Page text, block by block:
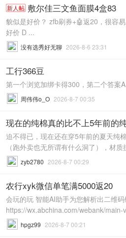
新人帖 敷尔佳三文鱼面膜4盒83
貌似是好价？ zfb刷券+🤖返20，很容
好价 D ...
没有选秀好无聊 2026-8-6 23:31
工行366豆
第一个浏览加绑卡得300，第二个答案A
周伟伟o_O 2026-8-7 00:35
现在的纯棉真的比不上5年前的
迫不得已，现在还在穿5年前的夏天纯
（跑外卖也无所谓有什么洞了），材质
zyb2780 2026-8-7 00:29
农行xyk微信单笔满5000返20
会玩的玩 智能AI助手为您解析出二维码
https://wx.abchina.com/webank/
...
hpgz99 2026-8-7 00:21